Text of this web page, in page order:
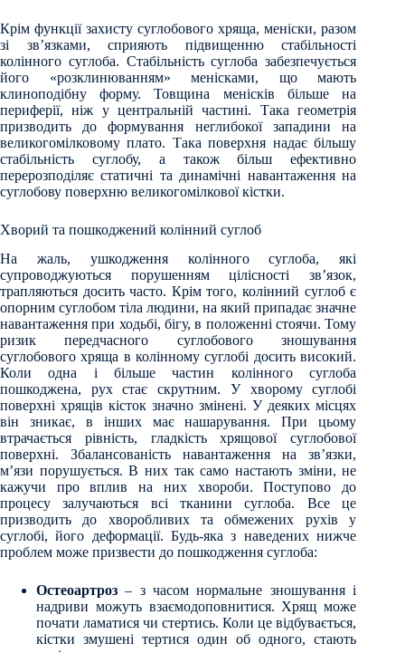
Крім функції захисту суглобового хряща, меніски, разом
зі зв’язками, сприяють підвищенню стабільності
колінного суглоба. Стабільність суглоба забезпечується
його «розклинюванням» менісками, що мають
клиноподібну форму. Товщина менісків більше на
периферії, ніж у центральній частині. Така геометрія
призводить до формування неглибокої западини на
великогомілковому плато. Така поверхня надає більшу
стабільність суглобу, а також більш ефективно
перерозподіляє статичні та динамічні навантаження на
суглобову поверхню великогомілкової кістки.
Хворий та пошкоджений колінний суглоб
На жаль, ушкодження колінного суглоба, які
супроводжуються порушенням цілісності зв’язок,
трапляються досить часто. Крім того, колінний суглоб є
опорним суглобом тіла людини, на який припадає значне
навантаження при ходьбі, бігу, в положенні стоячи. Тому
ризик передчасного суглобового зношування
суглобового хряща в колінному суглобі досить високий.
Коли одна і більше частин колінного суглоба
пошкоджена, рух стає скрутним. У хворому суглобі
поверхні хрящів кісток значно змінені. У деяких місцях
він зникає, в інших має нашарування. При цьому
втрачається рівність, гладкість хрящової суглобової
поверхні. Збалансованість навантаження на зв’язки,
м’язи порушується. В них так само настають зміни, не
кажучи про вплив на них хвороби. Поступово до
процесу залучаються всі тканини суглоба. Все це
призводить до хворобливих та обмежених рухів у
суглобі, його деформації. Будь-яка з наведених нижче
проблем може призвести до пошкодження суглоба:
Остеоартроз – з часом нормальне зношування і
надриви можуть взаємодоповнитися. Хрящ може
почати ламатися чи стертись. Коли це відбувається,
кістки змушені тертися один об одного, стають